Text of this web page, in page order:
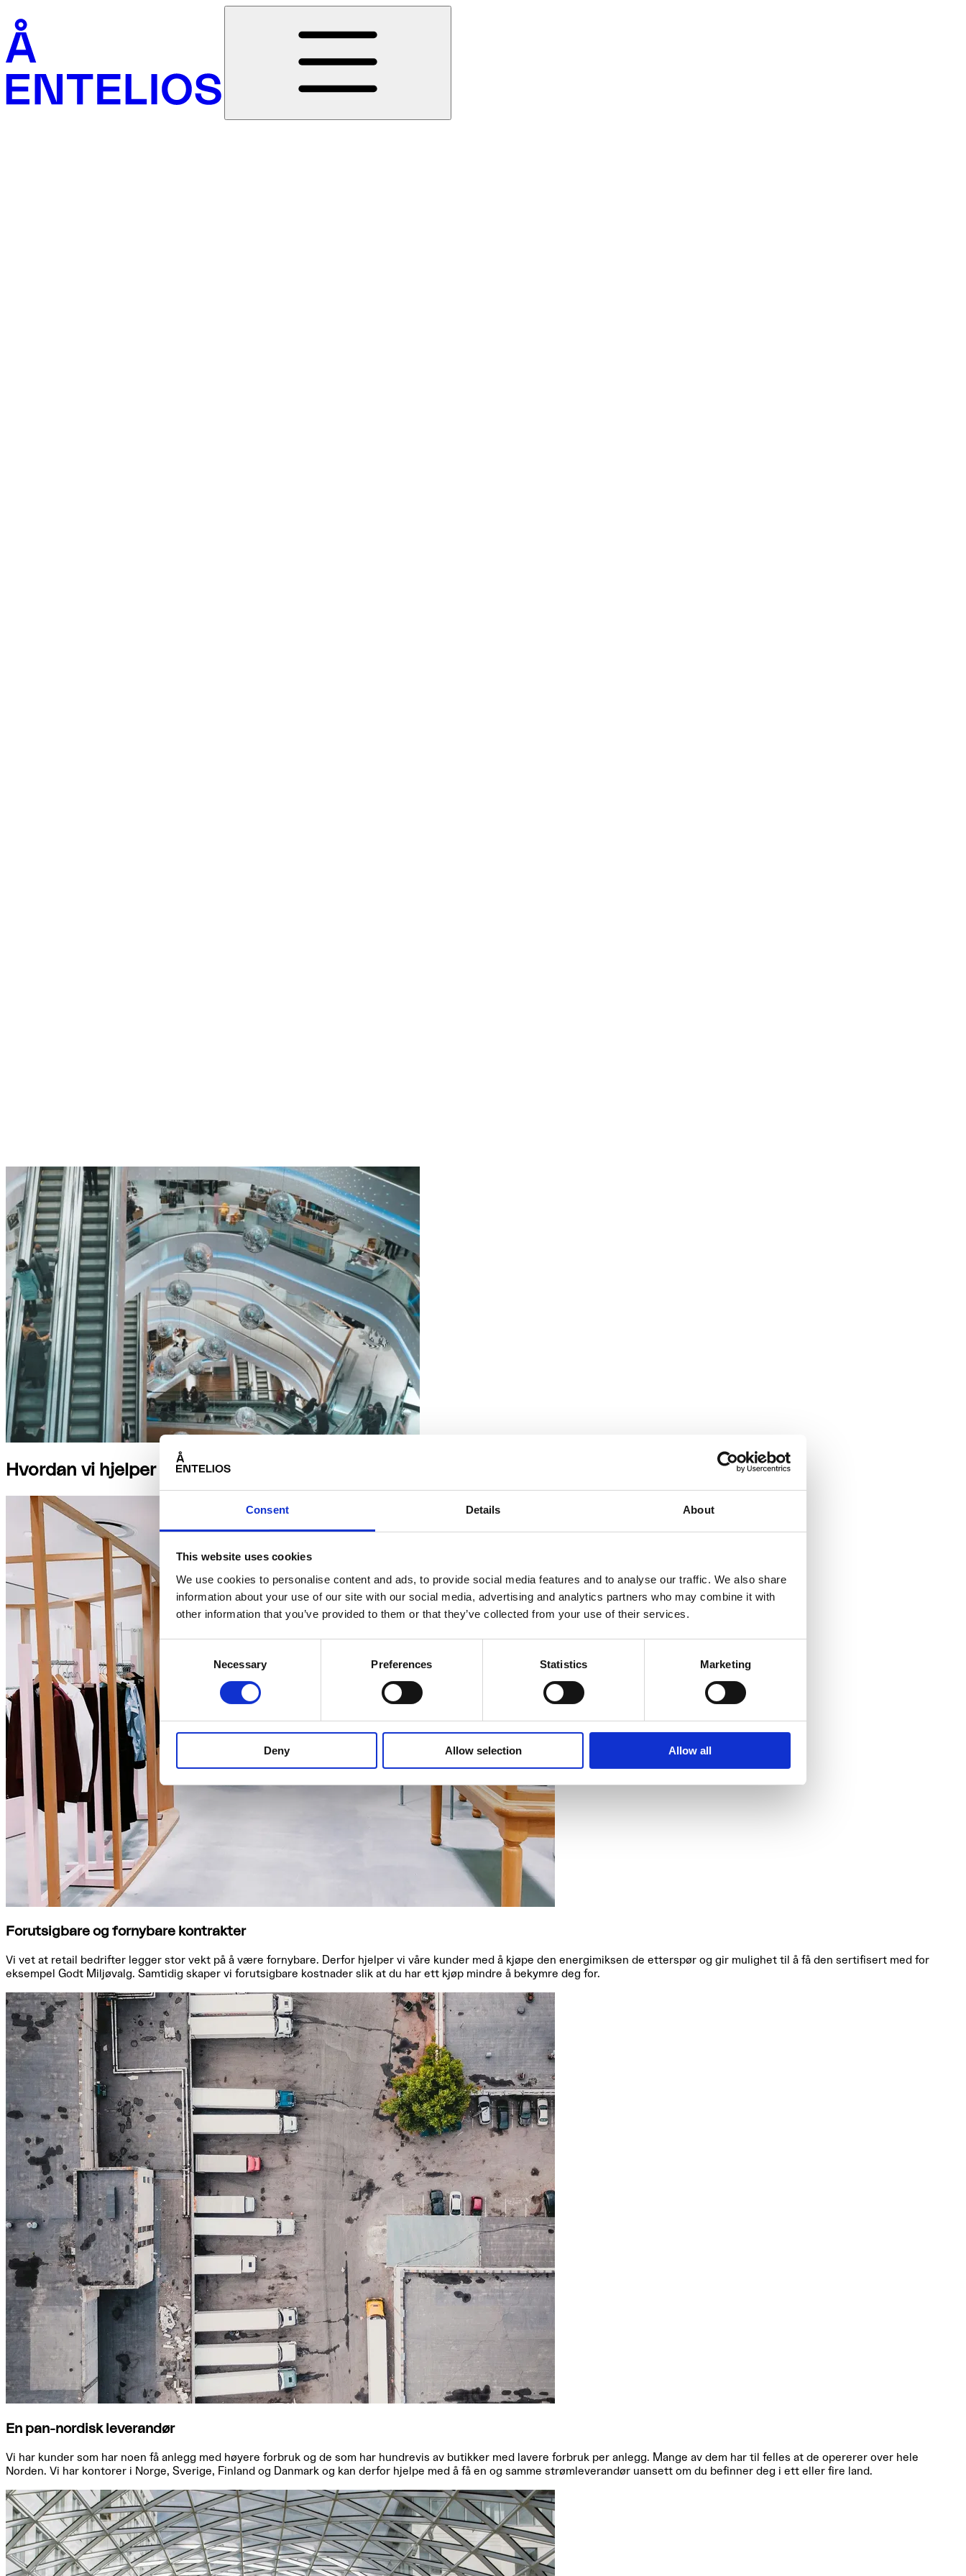
Consent Details About
This website uses cookies
We use cookies to personalise content and ads, to provide social media features and to analyse our traffic. We also share
information about your use of our site with our social media, advertising and analytics partners who may combine it with
other information that you’ve provided to them or that they’ve collected from your use of their services.
Necessary Preferences Statistics Marketing
Deny Allow selection Allow all
Hvordan vi hjelper retail bedrifter
Forutsigbare og fornybare kontrakter
Vi vet at retail bedrifter legger stor vekt på å være fornybare. Derfor hjelper vi våre kunder med å kjøpe den energimiksen de etterspør og gir mulighet til å få den sertifisert med for
eksempel Godt Miljøvalg. Samtidig skaper vi forutsigbare kostnader slik at du har ett kjøp mindre å bekymre deg for.
En pan-nordisk leverandør
Vi har kunder som har noen få anlegg med høyere forbruk og de som har hundrevis av butikker med lavere forbruk per anlegg. Mange av dem har til felles at de opererer over hele
Norden. Vi har kontorer i Norge, Sverige, Finland og Danmark og kan derfor hjelpe med å få en og samme strømleverandør uansett om du befinner deg i ett eller fire land.